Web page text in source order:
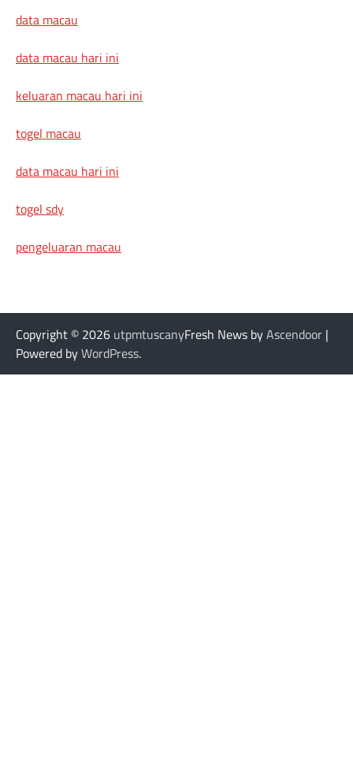
data macau
data macau hari ini
keluaran macau hari ini
togel macau
data macau hari ini
togel sdy
pengeluaran macau
Copyright © 2026 utpmtuscanyFresh News byAscendoor |
Powered byWordPress.